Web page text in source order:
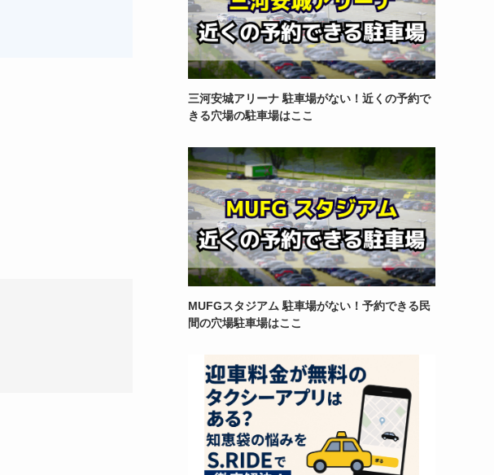
三河安城アリーナ 駐車場がない！近くの予約で
きる穴場の駐車場はここ
MUFGスタジアム 駐車場がない！予約できる民
間の穴場駐車場はここ